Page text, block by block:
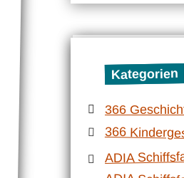
Kategorien
366
366
ADIA